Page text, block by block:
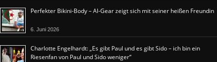
Perfekter Bikini-Body – Al-Gear zeigt sich mit seiner heißen Freundin
6. Juni 2026
Charlotte Engelhardt: „Es gibt Paul und es gibt Sido – ich bin ein
Riesenfan von Paul und Sido weniger“